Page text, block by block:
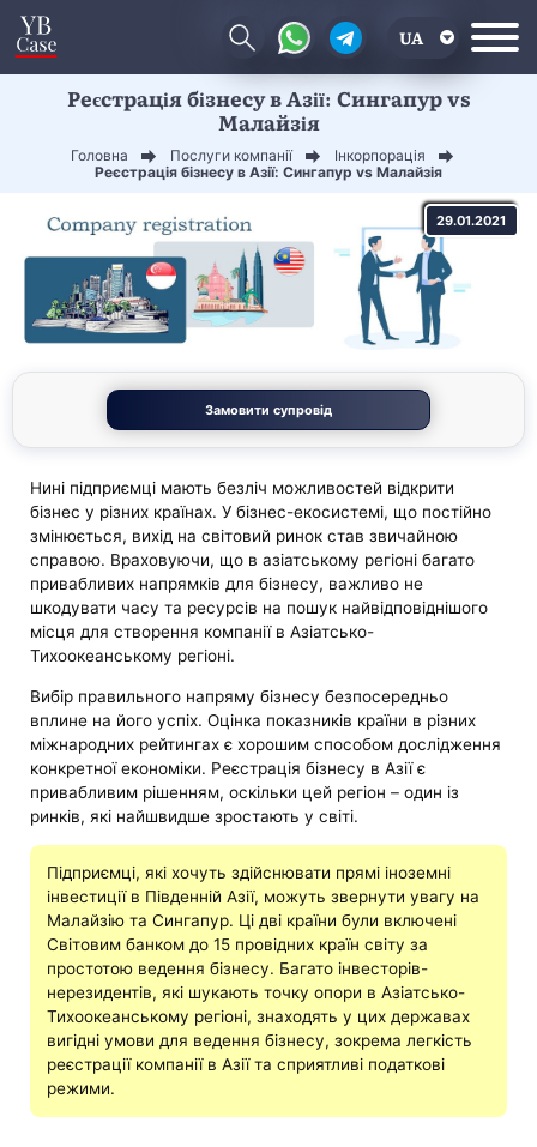
UA
Реєстрація бізнесу в Азії: Сингапур vs
Малайзія
Головна Послуги компанії
Інкорпорація
Реєстрація бізнесу в Азії: Сингапур vs Малайзія
29.01.2021
Замовити супровід
Нині підприємці мають безліч можливостей відкрити
бізнес у різних країнах. У бізнес-екосистемі, що постійно
змінюється, вихід на світовий ринок став звичайною
справою. Враховуючи, що в азіатському регіоні багато
привабливих напрямків для бізнесу, важливо не
шкодувати часу та ресурсів на пошук найвідповіднішого
місця для створення компанії в Азіатсько-
Тихоокеанському регіоні.
Вибір правильного напряму бізнесу безпосередньо
вплине на його успіх. Оцінка показників країни в різних
міжнародних рейтингах є хорошим способом дослідження
конкретної економіки. Реєстрація бізнесу в Азії є
привабливим рішенням, оскільки цей регіон – один із
ринків, які найшвидше зростають у світі.
Підприємці, які хочуть здійснювати прямі іноземні
інвестиції в Південній Азії, можуть звернути увагу на
Малайзію та Сингапур. Ці дві країни були включені
Світовим банком до 15 провідних країн світу за
простотою ведення бізнесу. Багато інвесторів-
нерезидентів, які шукають точку опори в Азіатсько-
Тихоокеанському регіоні, знаходять у цих державах
вигідні умови для ведення бізнесу, зокрема легкість
реєстрації компанії в Азії та сприятливі податкові
режими.